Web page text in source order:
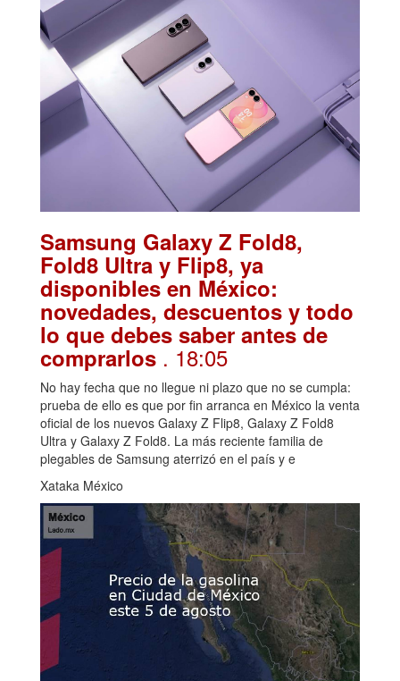
Samsung Galaxy Z Fold8,
Fold8 Ultra y Flip8, ya
disponibles en México:
novedades, descuentos y todo
lo que debes saber antes de
comprarlos . 18:05
No hay fecha que no llegue ni plazo que no se cumpla:
prueba de ello es que por fin arranca en México la venta
oficial de los nuevos Galaxy Z Flip8, Galaxy Z Fold8
Ultra y Galaxy Z Fold8. La más reciente familia de
plegables de Samsung aterrizó en el país y e
Xataka México